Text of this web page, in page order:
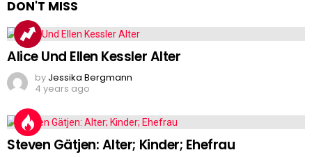
DON'T MISS
Alice Und Ellen Kessler Alter
by Jessika Bergmann
4 years ago
Steven Gätjen: Alter; Kinder; Ehefrau